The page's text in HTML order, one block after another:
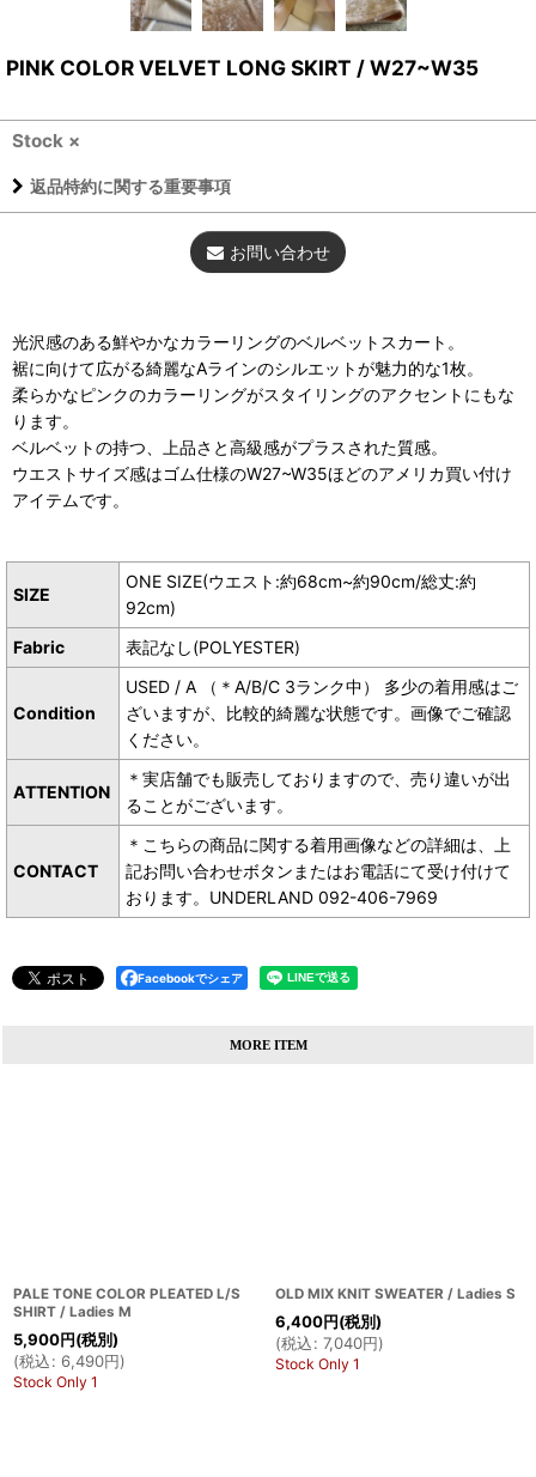
PINK COLOR VELVET LONG SKIRT / W27~W35
Stock ×
返品特約に関する重要事項
お問い合わせ
光沢感のある鮮やかなカラーリングのベルベットスカート。
裾に向けて広がる綺麗なAラインのシルエットが魅力的な1枚。
柔らかなピンクのカラーリングがスタイリングのアクセントにもな
ります。
ベルベットの持つ、上品さと高級感がプラスされた質感。
ウエストサイズ感はゴム仕様のW27~W35ほどのアメリカ買い付け
アイテムです。
SIZE
ONE SIZE(ウエスト:約68cm~約90cm/総丈:約
92cm)
Fabric
表記なし(POLYESTER)
Condition
USED / A （＊A/B/C 3ランク中） 多少の着用感はご
ざいますが、比較的綺麗な状態です。画像でご確認
ください。
ATTENTION
＊実店舗でも販売しておりますので、売り違いが出
ることがございます。
CONTACT
＊こちらの商品に関する着用画像などの詳細は、上
記お問い合わせボタンまたはお電話にて受け付けて
おります。UNDERLAND 092-406-7969
Facebookでシェア
MORE ITEM
PALE TONE COLOR PLEATED L/S
SHIRT / Ladies M
5,900円(税別)
(税込: 6,490円)
Stock Only 1
OLD MIX KNIT SWEATER / Ladies S
6,400円(税別)
(税込: 7,040円)
Stock Only 1